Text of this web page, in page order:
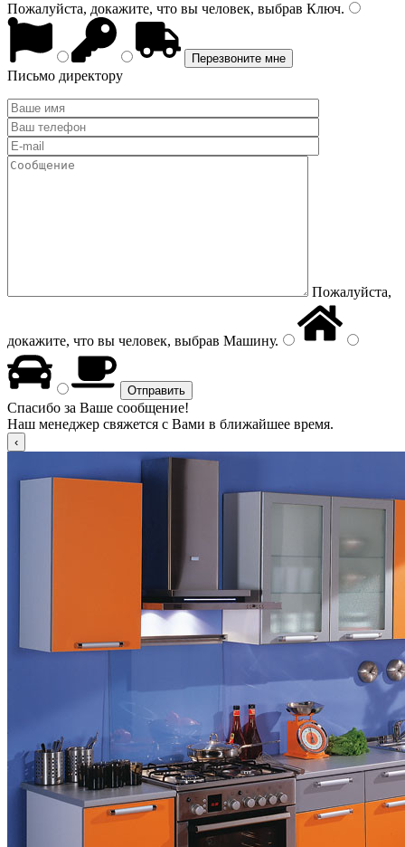
Пожалуйста, докажите, что вы человек, выбрав Ключ.
Письмо директору
Пожалуйста,
докажите, что вы человек, выбрав Машину.
Спасибо за Ваше сообщение!
Наш менеджер свяжется с Вами в ближайшее время.